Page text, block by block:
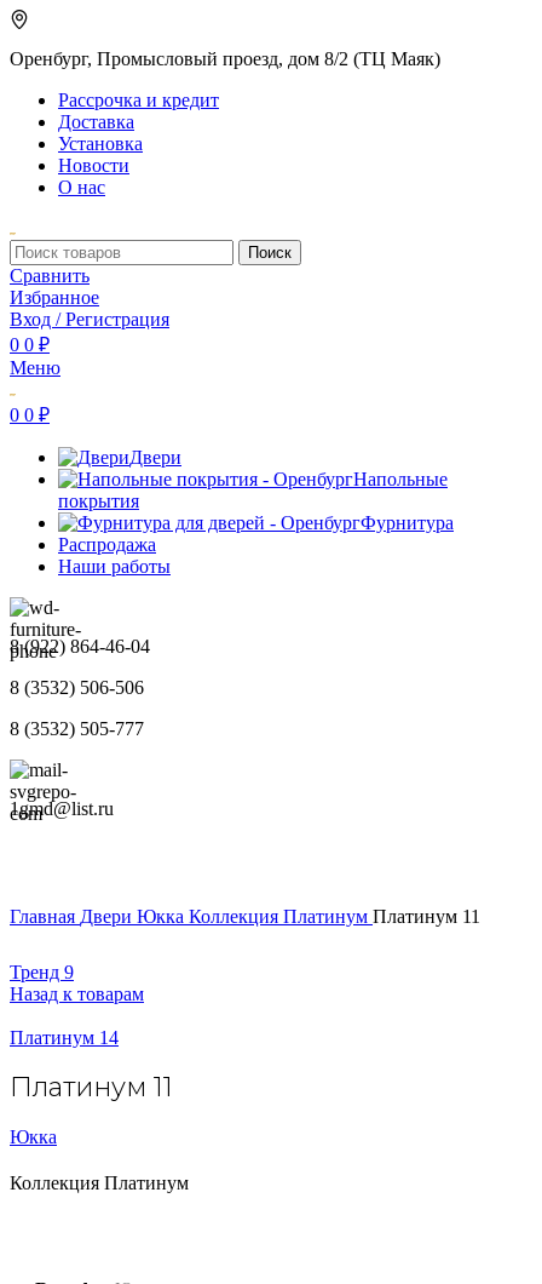
Оренбург, Промысловый проезд, дом 8/2 (ТЦ Маяк)
Рассрочка и кредит
Доставка
Установка
Новости
О нас
Поиск
Сравнить
Избранное
Вход / Регистрация
0 0 ₽
Меню
0 0 ₽
Двери
Напольные
покрытия
Фурнитура
Распродажа
Наши работы
8 (922) 864-46-04
8 (3532) 506-506
8 (3532) 505-777
1gmd@list.ru
Главная Двери Юкка Коллекция Платинум Платинум 11
Тренд 9
Назад к товарам
Платинум 14
Платинум 11
Юкка
Коллекция Платинум